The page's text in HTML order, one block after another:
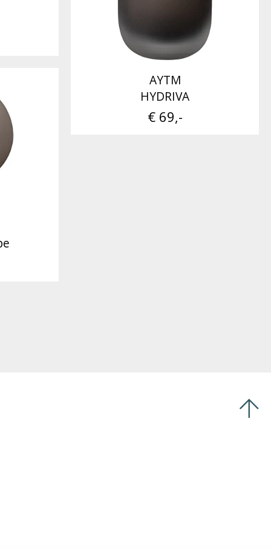
AYTM
HYDRIVA
€ 69,-